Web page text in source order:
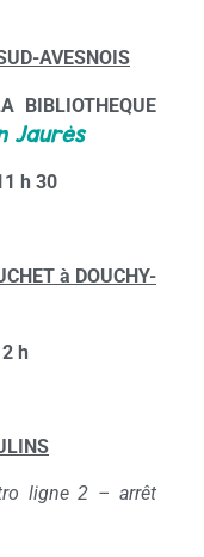
AVESNOIS
BIBLIOTHEQUE
Jaurès
h 30
à DOUCHY-
h
ligne 2 – arrêt